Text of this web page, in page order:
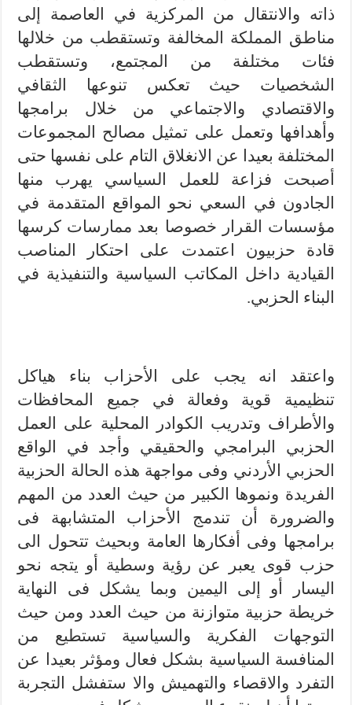
ذاته والانتقال من المركزية في العاصمة إلى
مناطق المملكة المخالفة وتستقطب من خلالها
فئات مختلفة من المجتمع، وتستقطب
الشخصيات حيث تعكس تنوعها الثقافي
والاقتصادي والاجتماعي من خلال برامجها
وأهدافها وتعمل على تمثيل مصالح المجموعات
المختلفة بعيدا عن الانغلاق التام على نفسها حتى
أصبحت فزاعة للعمل السياسي يهرب منها
الجادون في السعي نحو المواقع المتقدمة في
مؤسسات القرار خصوصا بعد ممارسات كرسها
قادة حزبيون اعتمدت على احتكار المناصب
القيادية داخل المكاتب السياسية والتنفيذية في
البناء الحزبي.
واعتقد انه يجب على الأحزاب بناء هياكل
تنظيمية قوية وفعالة في جميع المحافظات
والأطراف وتدريب الكوادر المحلية على العمل
الحزبي البرامجي والحقيقي وأجد في الواقع
الحزبي الأردني وفى مواجهة هذه الحالة الحزبية
الفريدة ونموها الكبير من حيث العدد من المهم
والضرورة أن تندمج الأحزاب المتشابهة فى
برامجها وفى أفكارها العامة وبحيث تتحول الى
حزب قوى يعبر عن رؤية وسطية أو يتجه نحو
اليسار أو إلى اليمين وبما يشكل فى النهاية
خريطة حزبية متوازنة من حيث العدد ومن حيث
التوجهات الفكرية والسياسية تستطيع من
المنافسة السياسية بشكل فعال ومؤثر بعيدا عن
التفرد والاقصاء والتهميش والا ستفشل التجربة